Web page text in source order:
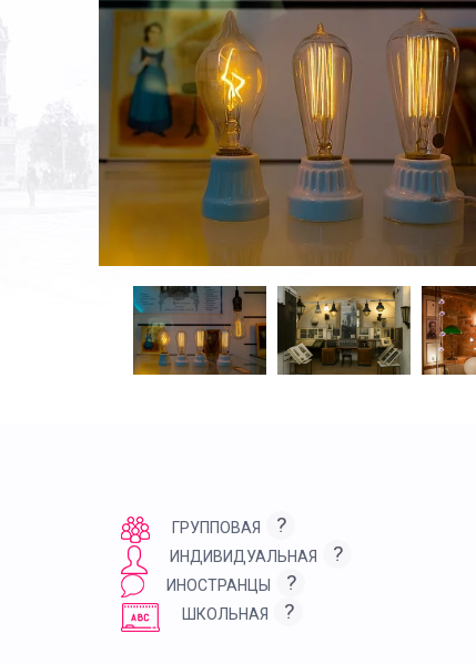
ГРУППОВАЯ ?
ИНДИВИДУАЛЬНАЯ ?
ИНОСТРАНЦЫ ?
ШКОЛЬНАЯ ?